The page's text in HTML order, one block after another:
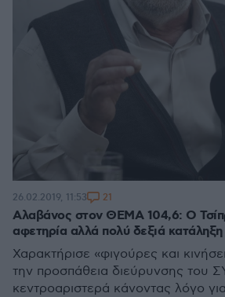
Αλαβάνος στον ΘΕΜΑ 104,6: Ο
αφετηρία αλλά πολύ δεξιά κατάληξη
Χαρακτήρισε «φιγούρες και
την προσπάθεια διεύρυνσης του
κεντροαριστερά κάνοντας λόγο
26.02.2019, 11:53 21